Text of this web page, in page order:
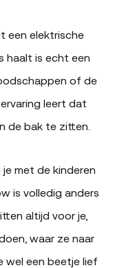
een elektrische
haalt is echt een
of de
leert dat
de bak te zitten.
met de kinderen
is volledig anders
altijd voor je,
waar ze naar
wel een beetje lief